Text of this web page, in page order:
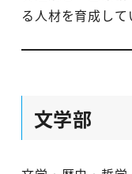
る人材を育成して
文学部